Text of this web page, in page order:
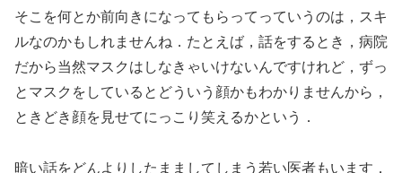
そこを何とか前向きになってもらってっていうのは，スキ
ルなのかもしれませんね．たとえば，話をするとき，病院
だから当然マスクはしなきゃいけないんですけれど，ずっ
とマスクをしているとどういう顔かもわかりませんから，
ときどき顔を見せてにっこり笑えるかという．
暗い話をどんよりしたまましてしまう若い医者もいます．